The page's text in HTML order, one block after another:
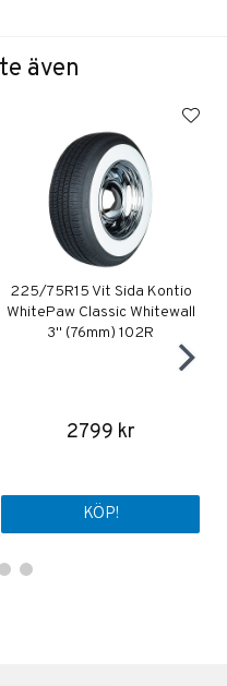
även
225/75R15 Vit Sida Kontio
WhitePaw Classic Whitewall
3" (76mm) 102R
2799 kr
KÖP!